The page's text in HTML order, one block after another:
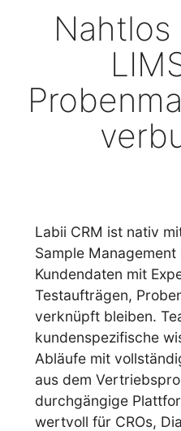
Nahtlos
Labii CRM ist nativ
Sample
Kundendaten mit
Testaufträgen,
verknüpft bleiben.
kundenspezifische
Abläufe mit
aus dem
durchgängige
wertvoll für CROs,